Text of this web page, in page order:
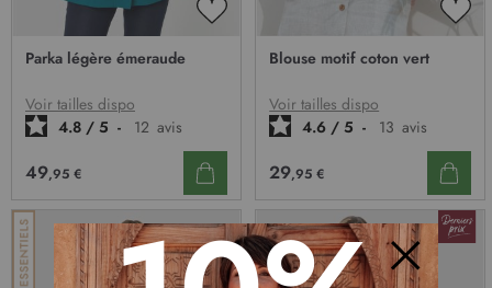
AJOUTER
D’ENVIE
Parka légère émeraude
Voir tailles dispo
4.8 / 5 - 12 avis
49,95 €
Blouse motif coton vert
Voir tailles dispo
4.6 / 5 - 13 avis
29,95 €